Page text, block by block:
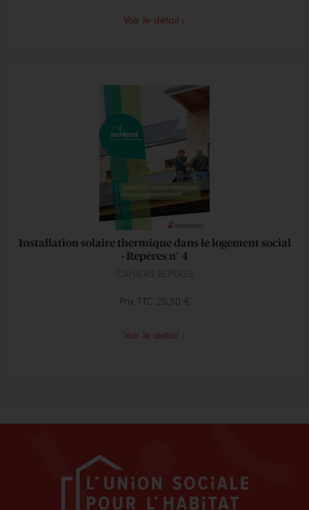
Voir le détail
Installation solaire thermique dans le logement social
- Repères n° 4
Prix TTC 25,50 €
Voir le détail